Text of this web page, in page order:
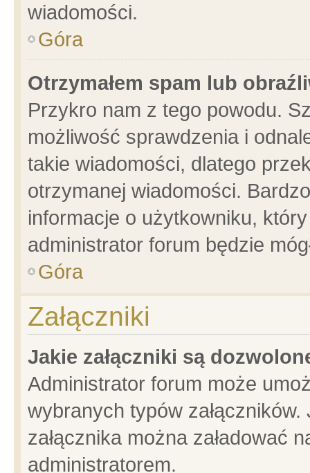
wiadomości.
Góra
Otrzymałem spam lub
Przykro nam z tego powodu.
możliwość sprawdzenia i
takie wiadomości, dlatego
otrzymanej wiadomości.
informacje o użytkowniku,
administrator forum będzie
Góra
Załączniki
Jakie załączniki są
Administrator forum może
wybranych typów
załącznika można załadować
administratorem.